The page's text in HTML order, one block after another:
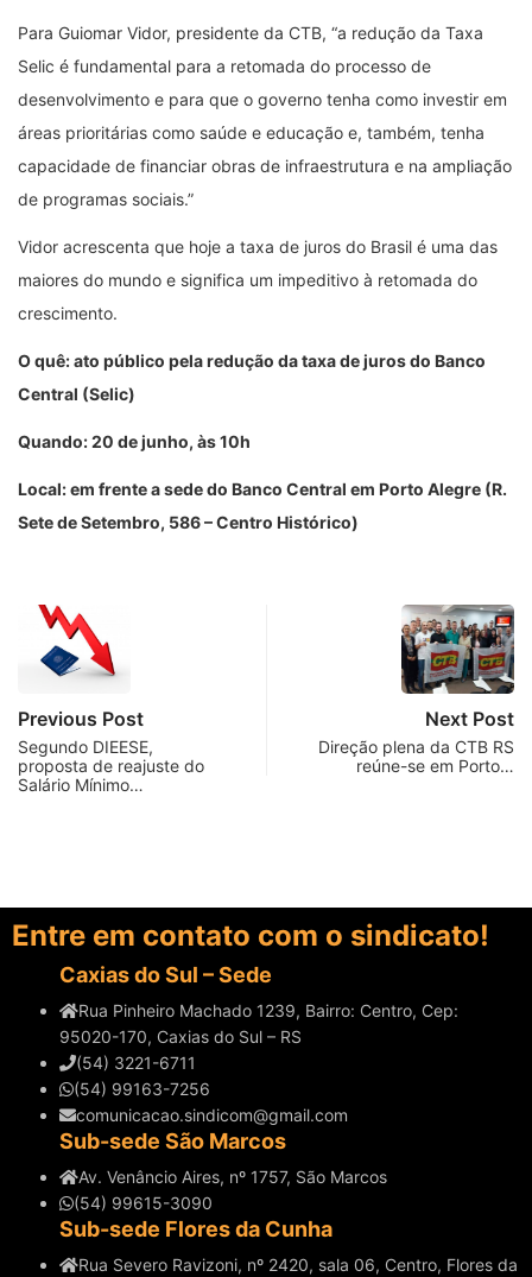
Para Guiomar Vidor, presidente da CTB, “a redução da Taxa
Selic é fundamental para a retomada do processo de
desenvolvimento e para que o governo tenha como investir em
áreas prioritárias como saúde e educação e, também, tenha
capacidade de financiar obras de infraestrutura e na ampliação
de programas sociais.”
Vidor acrescenta que hoje a taxa de juros do Brasil é uma das
maiores do mundo e significa um impeditivo à retomada do
crescimento.
O quê: ato público pela redução da taxa de juros do Banco
Central (Selic)
Quando: 20 de junho, às 10h
Local: em frente a sede do Banco Central em Porto Alegre (R.
Sete de Setembro, 586 – Centro Histórico)
Previous Post
Segundo DIEESE,
proposta de reajuste do
Salário Mínimo…
Next Post
Direção plena da CTB RS
reúne-se em Porto…
Entre em contato com o sindicato!
Caxias do Sul – Sede
Rua Pinheiro Machado 1239, Bairro: Centro, Cep:
95020-170, Caxias do Sul – RS
(54) 3221-6711
(54) 99163-7256
comunicacao.sindicom@gmail.com
Sub-sede São Marcos
Av. Venâncio Aires, nº 1757, São Marcos
(54) 99615-3090
Sub-sede Flores da Cunha
Rua Severo Ravizoni, nº 2420, sala 06, Centro, Flores da